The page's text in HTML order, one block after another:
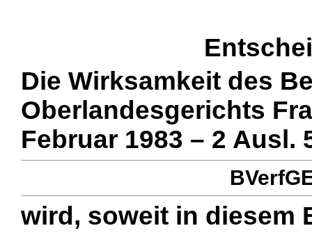
Die Wirksamkeit des
Oberlandesgerichts
Februar 1983 – 2 Ausl.
wird, soweit in diesem